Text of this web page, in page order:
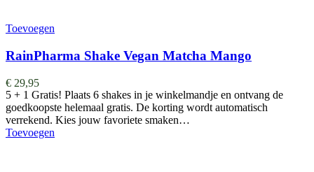
Toevoegen
RainPharma Shake Vegan Matcha Mango
€ 29,95
5 + 1 Gratis! Plaats 6 shakes in je winkelmandje en ontvang de
goedkoopste helemaal gratis. De korting wordt automatisch
verrekend. Kies jouw favoriete smaken…
Toevoegen